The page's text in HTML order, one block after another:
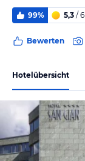
99% 5,3 / 6
Bewerten
Hotelübersicht